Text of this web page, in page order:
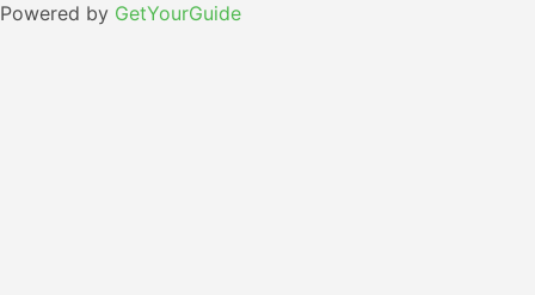
Powered by GetYourGuide